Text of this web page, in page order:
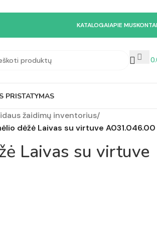
KATALOGAIAPIE MUS
PRISTATYMAS
žaidimų inventorius/
dėžė Laivas su virtuve A031.046.00
Laivas su virtuve